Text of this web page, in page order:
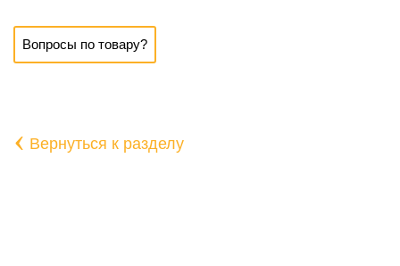
Вопросы по товару?
‹ Вернуться к разделу